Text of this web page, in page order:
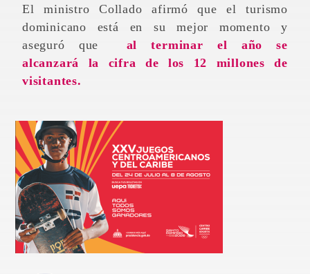
El ministro Collado afirmó que el turismo
dominicano está en su mejor momento y
aseguró que al terminar el año se
alcanzará
la cifra de los 12 millones de
visitantes.